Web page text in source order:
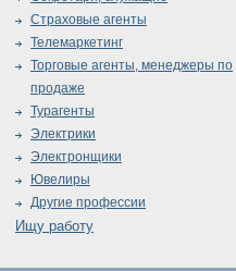
Страховые агенты
Телемаркетинг
Торговые агенты, менеджеры по
продаже
Турагенты
Электрики
Электронщики
Ювелиры
Другие профессии
Ищу работу